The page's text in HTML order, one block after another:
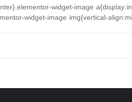
widget-image
widget-image img{vertical-